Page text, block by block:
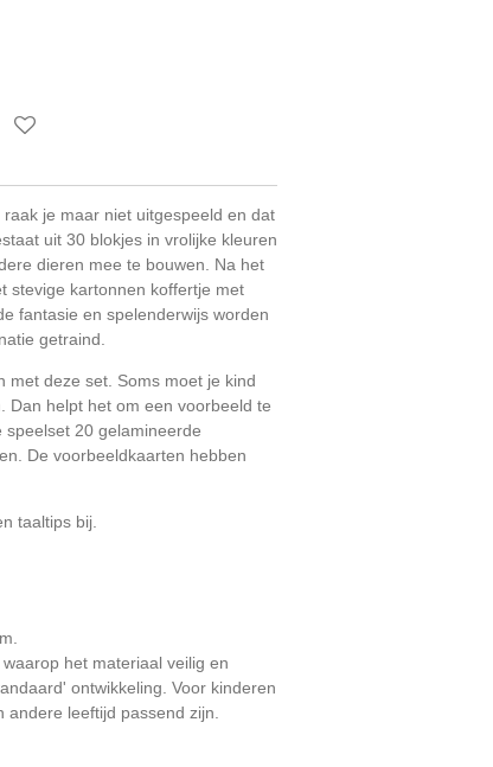
je maar niet uitgespeeld en dat
uit 30 blokjes in vrolijke kleuren
dieren mee te bouwen. Na het
stevige kartonnen koffertje met
fantasie en spelenderwijs worden
getraind.
met deze set. Soms moet je kind
Dan helpt het om een voorbeeld te
20 gelamineerde
De voorbeeldkaarten hebben
taaltips bij.
het materiaal veilig en
ontwikkeling. Voor kinderen
leeftijd passend zijn.